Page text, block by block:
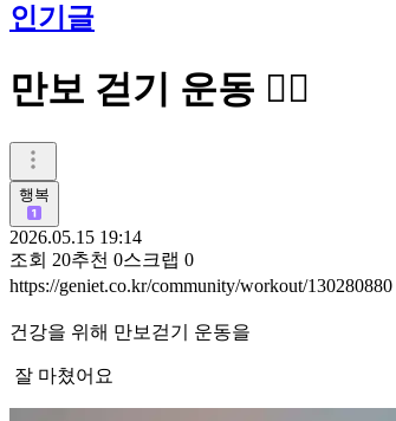
인기글
만보 걷기 운동 🚶‍♀️
행복
2026.05.15 19:14
조회 20추천 0스크랩 0
https://geniet.co.kr/community/workout/130280880
건강을 위해 만보걷기 운동을
잘 마쳤어요